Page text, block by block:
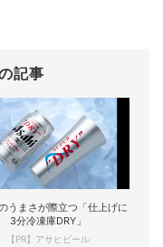
記事
うまさが際立つ「仕上げに
3分冷凍庫DRY」
【PR】アサヒビール